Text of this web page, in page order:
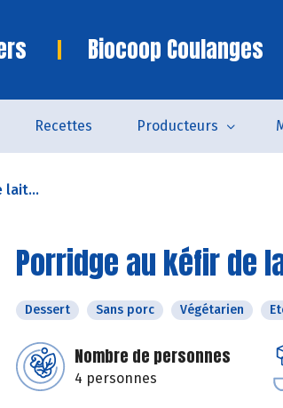
Biocoop Coulanges
Recettes Producteurs
lait...
Porridge au kéfir de
Dessert Sans porc Végétarien
Nombre de personnes
4 personnes